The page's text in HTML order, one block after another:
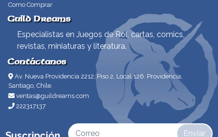
Como Comprar
Guild Dreams
Especialistas en Juegos de Rol, cartas, comics,
revistas, miniaturas y literatura.
Contáctanos
Av. Nueva Providencia 2212, Piso 2, Local 126. Providencia,
Santiago, Chile.
ventas@guildreams.com
222317137
Enviar